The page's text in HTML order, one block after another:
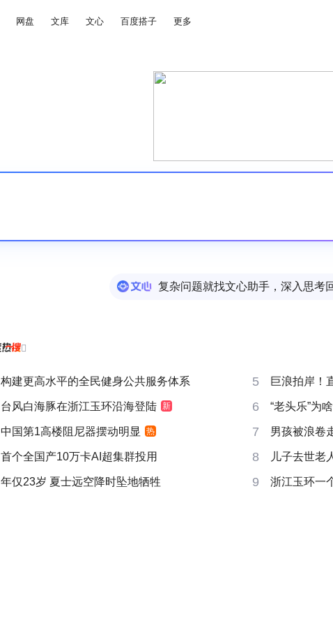
网盘 文库 文心 百度搭子 更多
复杂问题就找文心助手，深入思考

构建更高水平的全民健身公共服务体系 5 巨浪拍岸！
台风白海豚在浙江玉环沿海登陆 新 6 “老头乐”为
中国第1高楼阻尼器摆动明显 热 7 男孩被浪卷
首个全国产10万卡AI超集群投用 8 儿子去世老
年仅23岁 夏士远空降时坠地牺牲 9 浙江玉环一